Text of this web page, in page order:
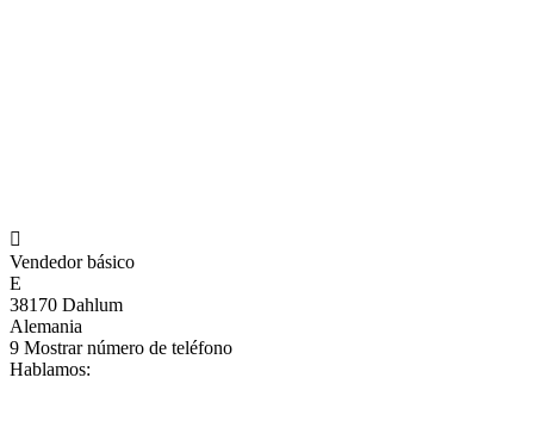

Vendedor básico
E
38170 Dahlum
Alemania
9 Mostrar número de teléfono
Hablamos: